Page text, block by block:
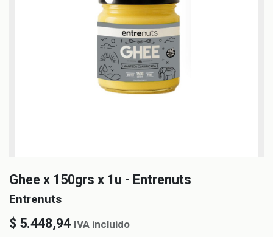
Ghee x 150grs x 1u - Entrenuts
Entrenuts
$ 5.448,94 IVA incluido